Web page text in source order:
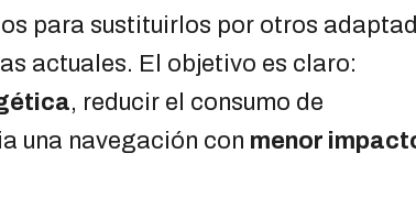
para sustituirlos por otros
actuales. El objetivo es claro:
, reducir el consumo de
una navegación con menor